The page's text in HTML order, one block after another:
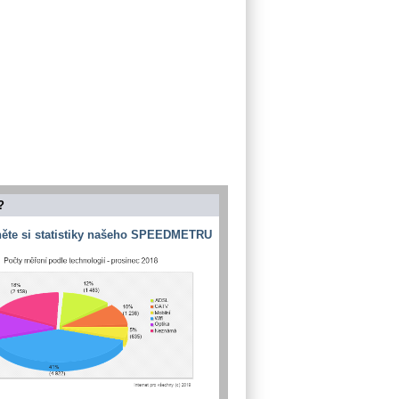
si statistiky našeho SPEEDMETRU